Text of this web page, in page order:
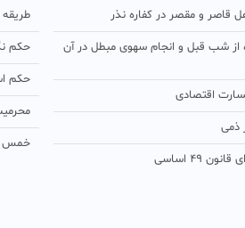
قاصر و مقصر در کفاره نذر
از شب قبل و انجام سهوی مبطل در آن
اقتصادی
ذمی
۴۹ اساسی
طریقه
حکم
حکم
خمس